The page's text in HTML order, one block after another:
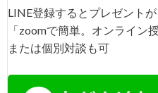
LINE登録するとプレゼントが
「zoomで簡単。オンライン
または個別対談も可